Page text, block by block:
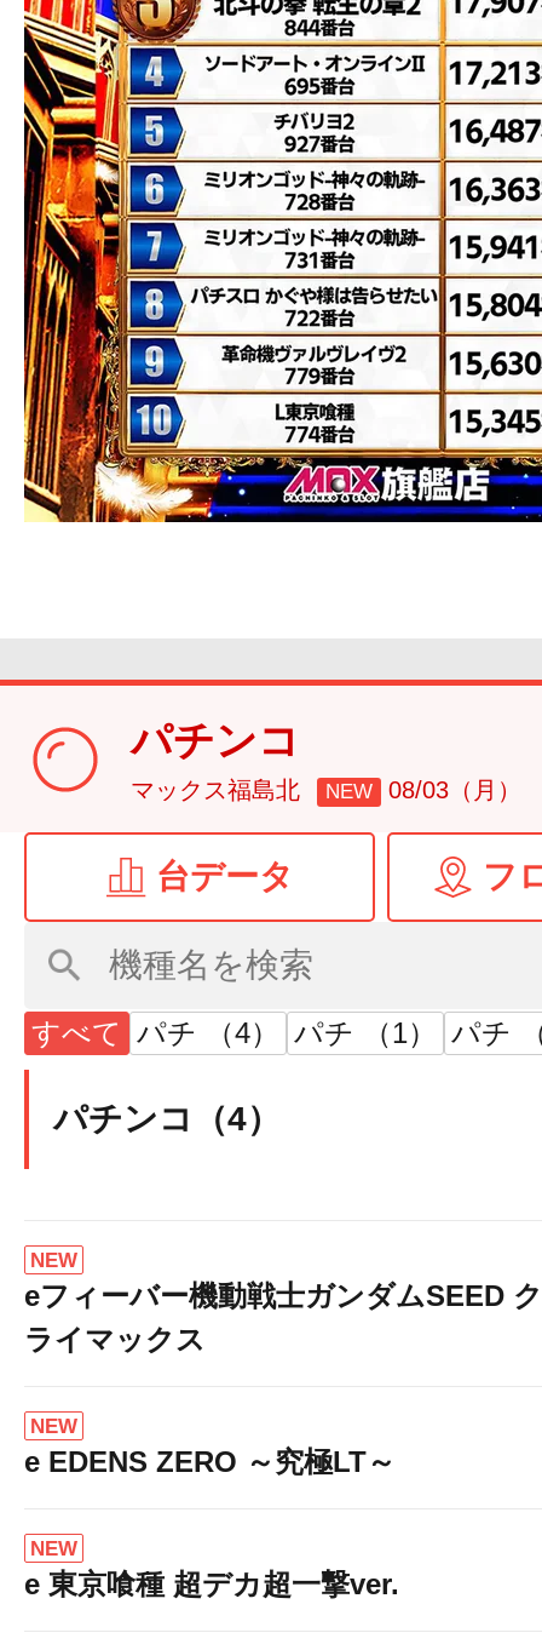
パチンコ
マックス福島北 NEW 08/03（月）
台データ フ
すべて パチ （4） パチ （1） パチ
パチンコ（4）
NEW
eフィーバー機動戦士ガンダムSEED ク
ライマックス
NEW
e EDENS ZERO ～究極LT～
NEW
e 東京喰種 超デカ超一撃ver.